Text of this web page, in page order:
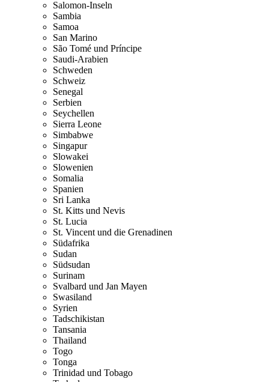
Salomon-Inseln
Sambia
Samoa
San Marino
São Tomé und Príncipe
Saudi-Arabien
Schweden
Schweiz
Senegal
Serbien
Seychellen
Sierra Leone
Simbabwe
Singapur
Slowakei
Slowenien
Somalia
Spanien
Sri Lanka
St. Kitts und Nevis
St. Lucia
St. Vincent und die Grenadinen
Südafrika
Sudan
Südsudan
Surinam
Svalbard und Jan Mayen
Swasiland
Syrien
Tadschikistan
Tansania
Thailand
Togo
Tonga
Trinidad und Tobago